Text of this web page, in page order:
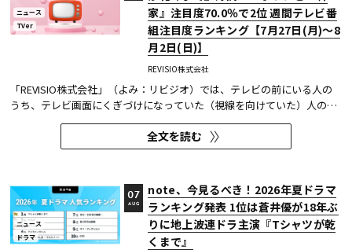
ニュース
TVer
家』注目度70.0％で2位 週間テレビ番
組注目度ランキング【7月27日(月)～8
月2日(日)】
REVISIO株式会社
「REVISIO株式会社」（よみ：リビジオ）では、テレビの前にいる人の
うち、テレビ画面にくぎづけになっていた（視線を向けていた）人の割
合がわかる「注目度」を用いて、「個人全体」ならびにREVISIOで定義
した「コア視聴層（男女13歳～49歳）」のテレビ番組ランキングを公開
している。
全文を読む
ニュース
ドラマ
note、今見るべき！2026年夏ドラマ
ランキング発表 1位は蒼井優が18年ぶ
りに地上波連ドラ主演『Tシャツが乾
くまで』
07
AUG